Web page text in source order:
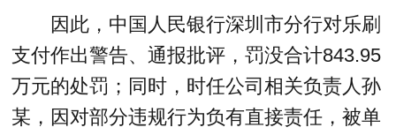
因此，中国人民银行深圳市分行对乐刷
支付作出警告、通报批评，罚没合计843.95
万元的处罚；同时，时任公司相关负责人孙
某，因对部分违规行为负有直接责任，被单